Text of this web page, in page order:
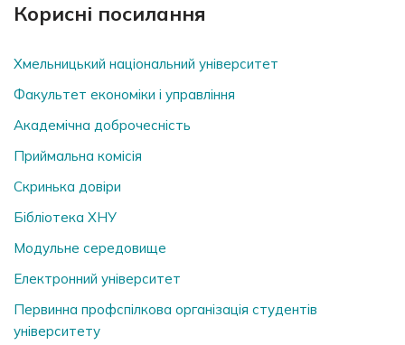
Корисні посилання
Хмельницький національний університет
Факультет економіки і управління
Академічна доброчесність
Приймальна комісія
Скринька довiри
Бібліотека ХНУ
Модульне середовище
Електронний університет
Первинна профспілкова організація студентів
університету